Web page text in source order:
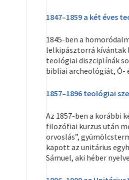
1847–1859 a két éves
1845-ben a
lelkipásztorrá kívántak
teológiai diszciplínák
bibliai archeológiát, Ó-
1857–1896 teológiai
Az 1857-ben a korábbi
filozófiai kurzus után
orvoslás”,
kapott az unitárius
Sámuel, aki héber